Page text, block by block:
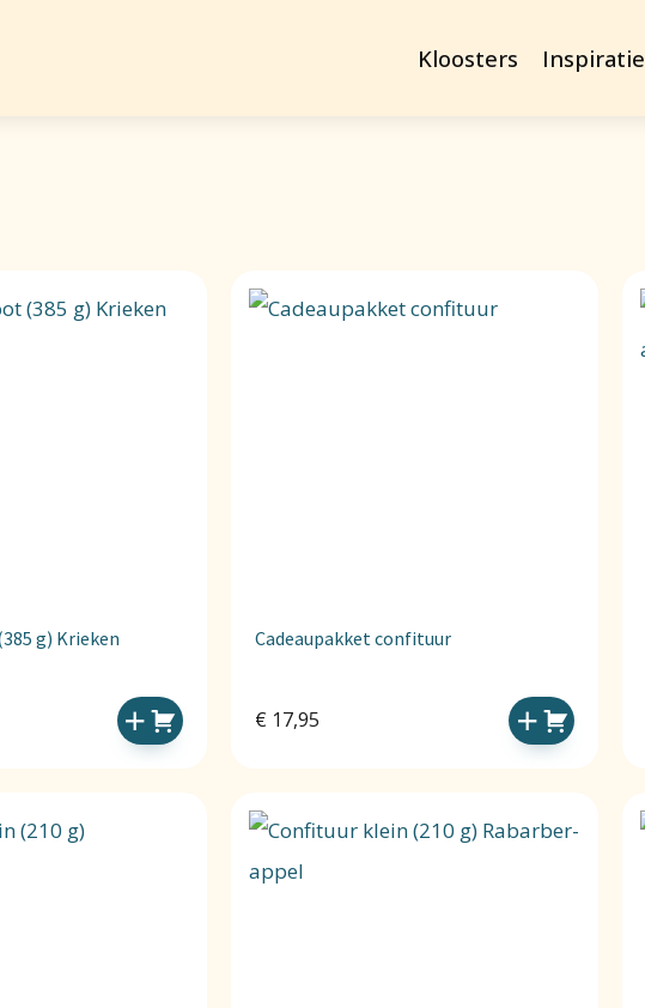
Kloosters Inspiratie
g) Krieken Cadeaupakket confituur
€ 17,95